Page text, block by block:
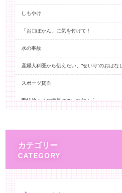
しもやけ
「お口ぽかん」に気を付けて！
水の事故
産婦人科医から伝えたい、“せいり”のおはなし
スポーツ貧血
甲状腺とその病気について知ろう
ノロウイルス 嘔吐への対応
身長と思春期
カテゴリー